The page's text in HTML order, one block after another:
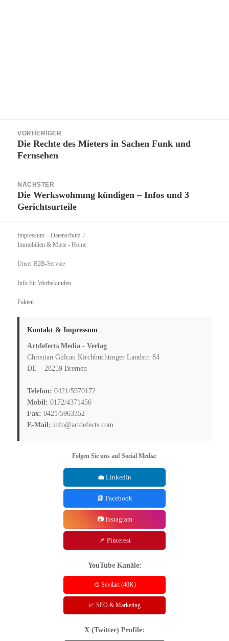
VORHERIGER
Vorheriger
Beitrag:
Die Rechte des Mieters in Sachen Funk und
Fernsehen
NÄCHSTER
Nächster
Beitrag:
Die Werkswohnung kündigen – Infos und 3
Gerichtsurteile
Impressum – Datenschutz
Immobilien & Miete - Home
Unser B2B-Service
Info für Werbekunden
Fakten
Kontakt & Impressum
Artdefects Media - Verlag
Christian Gülcan Kirchhuchtinger Landstr. 84
DE – 28259 Bremen
Telefon: 0421/5970172
Mobil: 0172/4371456
Fax: 0421/5963352
E-Mail: info@artdefects.com
Folgen Sie uns auf Social Media:
💼 LinkedIn
📘 Facebook
📷 Instagram
📌 Pinterest
YouTube Kanäle:
🎨 Sevilart (40K)
📈 SEO & Marketing
X (Twitter) Profile: